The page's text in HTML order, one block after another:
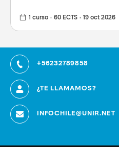
1 curso 60 ECTS 19 oct 2026
+56232789858
¿TE LLAMAMOS?
INFOCHILE@UNIR.NET